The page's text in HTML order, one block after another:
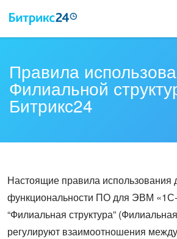
ЦЕНЫ
ИНТЕГРАЦИИ
ПОДДЕРЖКА
ҚАЗАҚША
Правила
Филиальной
Битрикс24
Настоящие правила использования
функциональности ПО для ЭВМ
“Филиальная структура”
регулируют взаимоотношения